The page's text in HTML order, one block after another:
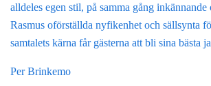
alldeles egen stil, på samma gång inkännande
Rasmus oförställda nyfikenhet och sällsynta
samtalets kärna får gästerna att bli sina bästa
Per Brinkemo